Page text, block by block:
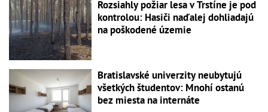
Rozsiahly požiar lesa v Trstíne je pod
kontrolou: Hasiči naďalej dohliadajú
na poškodené územie
Bratislavské univerzity neubytujú
všetkých študentov: Mnohí ostanú
bez miesta na internáte